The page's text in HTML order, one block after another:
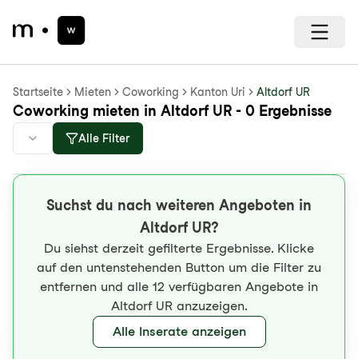
Startseite Mieten Coworking Kanton Uri Altdorf UR
Coworking mieten in Altdorf UR - 0 Ergebnisse
Alle Filter
Suchst du nach weiteren Angeboten in
Altdorf UR?
Du siehst derzeit gefilterte Ergebnisse. Klicke
auf den untenstehenden Button um die Filter zu
entfernen und alle 12 verfügbaren Angebote in
Altdorf UR anzuzeigen.
Alle Inserate anzeigen